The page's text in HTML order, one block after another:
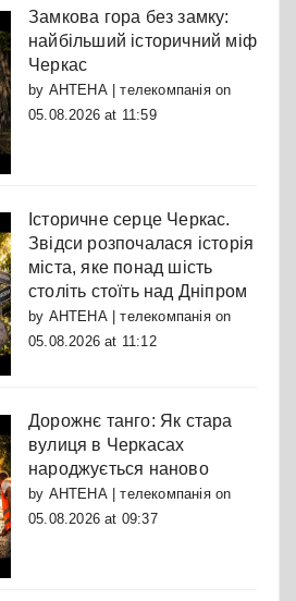
Замкова гора без замку:
найбільший історичний міф
Черкас
by АНТЕНА | телекомпаніяon
05.08.2026 at 11:59
Історичне серце Черкас.
Звідси розпочалася історія
міста, яке понад шість
століть стоїть над Дніпром
by АНТЕНА | телекомпаніяon
05.08.2026 at 11:12
Дорожнє танго: Як стара
вулиця в Черкасах
народжується наново
by АНТЕНА | телекомпаніяon
05.08.2026 at 09:37